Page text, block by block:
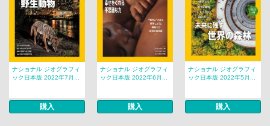
ナショナル ジオグラフィ
ック日本版 2022年7月...
購入
ナショナル ジオグラフィ
ック日本版 2022年6月...
購入
ナショナル ジオグラフィ
ック日本版 2022年5月...
購入